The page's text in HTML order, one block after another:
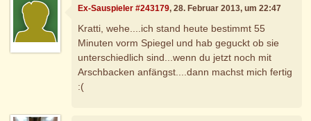
Ex-Sauspieler #243179, 28. Februar 2013, um 22:47
Kratti, wehe....ich stand heute bestimmt 55
Minuten vorm Spiegel und hab geguckt ob sie
unterschiedlich sind...wenn du jetzt noch mit
Arschbacken anfängst....dann machst mich fertig
:(